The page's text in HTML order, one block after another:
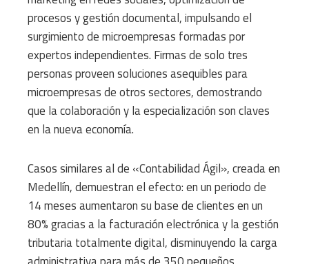
procesos y gestión documental, impulsando el
surgimiento de microempresas formadas por
expertos independientes. Firmas de solo tres
personas proveen soluciones asequibles para
microempresas de otros sectores, demostrando
que la colaboración y la especialización son claves
en la nueva economía.
Casos similares al de «Contabilidad Ágil», creada en
Medellín, demuestran el efecto: en un periodo de
14 meses aumentaron su base de clientes en un
80% gracias a la facturación electrónica y la gestión
tributaria totalmente digital, disminuyendo la carga